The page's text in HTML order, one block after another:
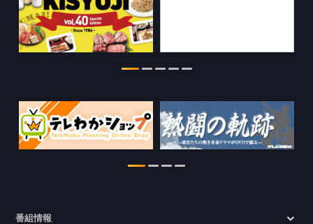
特別番組【8月】の情報を更新しました。
わかやま医療ナビの情報を更新しまし
WTV NEWS6【ここ押し！】の情報を更
新しました。
番組情報